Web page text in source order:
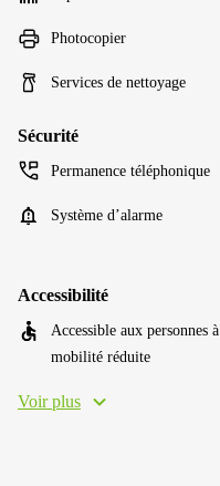
Photocopier
Services de nettoyage
Sécurité
Permanence téléphonique
Système d’alarme
Accessibilité
Accessible aux personnes à
mobilité réduite
Voir plus